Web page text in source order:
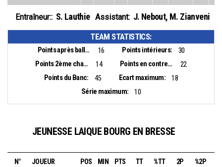
Entraîneur:: S. Lauthie Assistant: J. Nebout, M. Zianveni
TEAM STATISTICS:
Points après balles perdues: 16 Points intérieurs:
30
Points 2ème chance:
14 Points en contre-attaque:
22
Points du Banc:
45 Ecart maximum:
18
Série maximum:
10
JEUNESSE LAIQUE BOURG EN BRESSE
N° JOUEUR POS MIN PTS TT %TT 2P %2P